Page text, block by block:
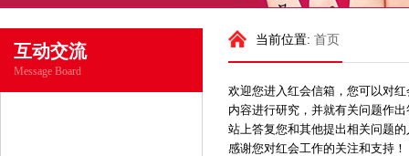
互动交流
Message Board
当前位置: 首页
欢迎您进入红会信箱，您可以对
内容进行研究，并就有关问题作
站上答复您和其他提出相关问题
感谢您对红会工作的关注和支持！